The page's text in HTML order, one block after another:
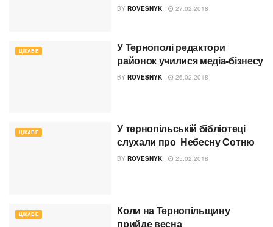
BY ROVESNYK 27.02.2018
ЦІКАВЕ
У Тернополі редактори
районок училися медіа-бізнесу
BY ROVESNYK 26.02.2018
ЦІКАВЕ
У тернопільській бібліотеці
слухали про Небесну Сотню
BY ROVESNYK 25.02.2018
ЦІКАВЕ
Коли на Тернопільщину
прийде весна